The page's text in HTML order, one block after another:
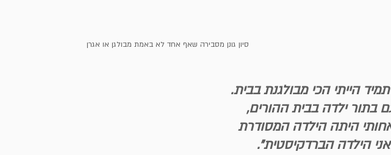
סיון גונן מסבירה שאף אחד לא באמת מבולגן או אגרן
הייתי הכי מבולגנת בבית.
בתור ילדה בבית ההורים,
היתה הילדה המסודרת
הילדה הברדקיסטית״.